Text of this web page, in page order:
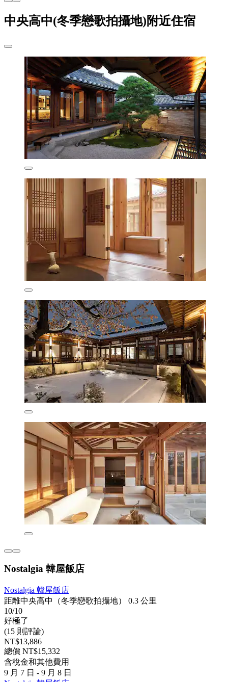
中央高中(冬季戀歌拍攝地)附近住宿
Nostalgia 韓屋飯店
Nostalgia 韓屋飯店
距離中央高中（冬季戀歌拍攝地） 0.3 公里
10/10
好極了
(15 則評論)
NT$13,886
總價 NT$15,332
含稅金和其他費用
9 月 7 日 - 9 月 8 日